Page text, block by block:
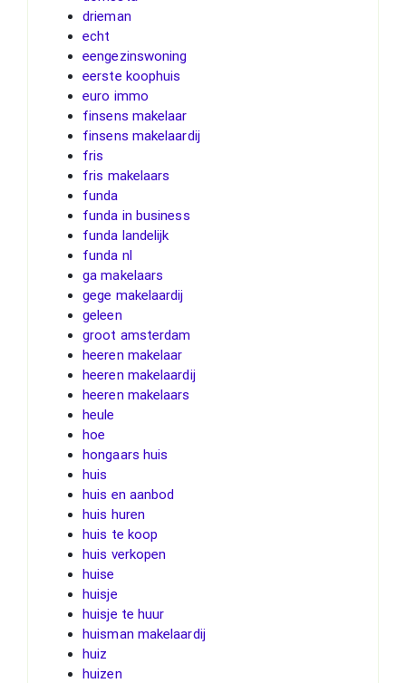
drieman
echt
eengezinswoning
eerste koophuis
euro immo
finsens makelaar
finsens makelaardij
fris
fris makelaars
funda
funda in business
funda landelijk
funda nl
ga makelaars
gege makelaardij
geleen
groot amsterdam
heeren makelaar
heeren makelaardij
heeren makelaars
heule
hoe
hongaars huis
huis
huis en aanbod
huis huren
huis te koop
huis verkopen
huise
huisje
huisje te huur
huisman makelaardij
huiz
huizen